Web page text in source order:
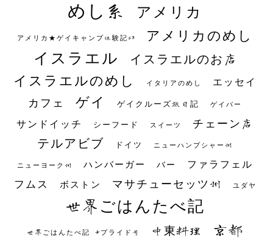
めし系 アメリカ
アメリカ★ゲイキャンプ体験記S3 アメリカのめし
イスラエル イスラエルのお店
イスラエルのめし イタリアのめし エッセイ
カフェ ゲイ ゲイクルーズ旅日記 ゲイバー
サンドイッチ シーフード スイーツ チェーン店
テルアビブ ドイツ ニューハンプシャー州
ニューヨーク州 ハンバーガー バー ファラフェル
フムス ボストン マサチューセッツ州 ユダヤ
世界ごはんたべ記
世界ごはんたべ記 #プライド号 中東料理 京都